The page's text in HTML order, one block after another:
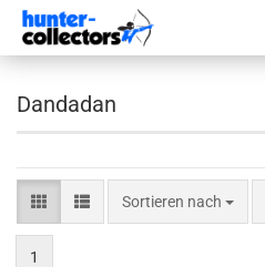
Dandadan
Sortieren nach
Sortieren nach
1